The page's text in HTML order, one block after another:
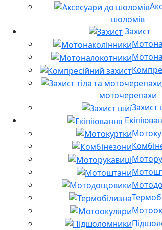
шоломів
Захист
моточерепахи
Захист